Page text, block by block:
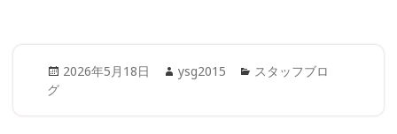
Posted
2026年5月18日 Author
ysg2015 Categories
スタッフブロ
グ